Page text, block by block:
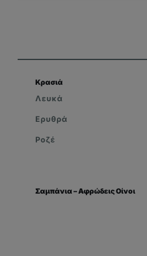
Κρασιά
Λευκά
Ερυθρά
Ροζέ
Σαμπάνια – Αφρώδεις Οίνοι